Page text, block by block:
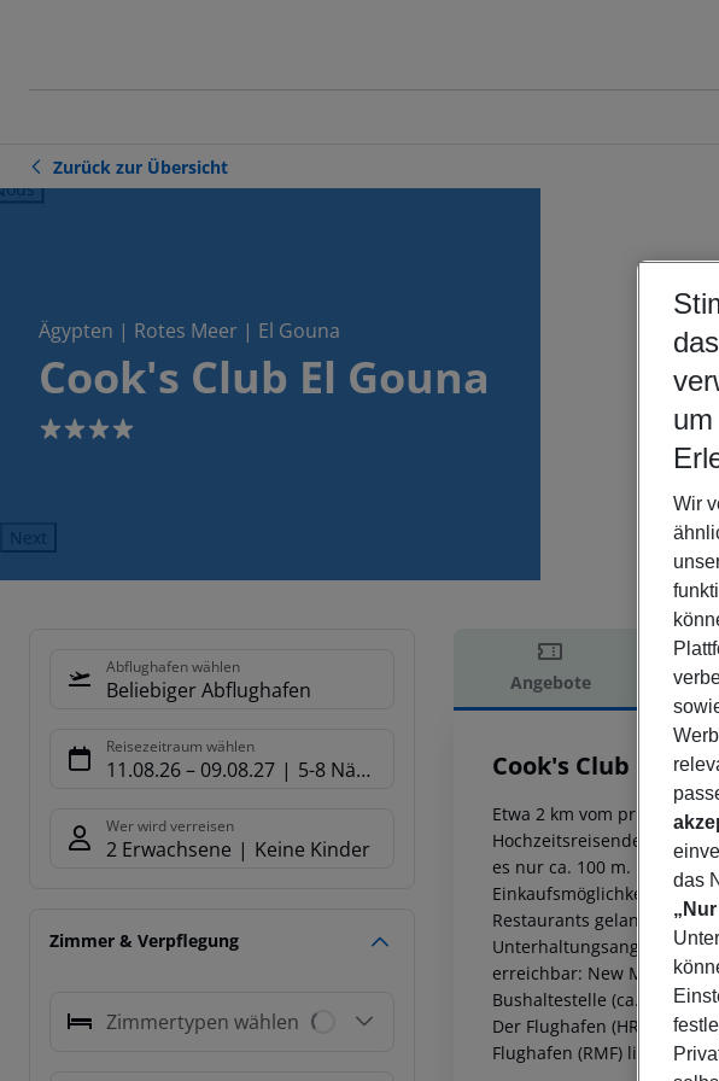
Zurück zur Übersicht
Ägypten | Rotes Meer | El Gouna
Cook's Club El Gouna
4
Next
Abflughafen wählen
Beliebiger Abflughafen
Reisezeitraum wählen
11.08.26– 09.08.27 5-8 Nächte
Wer wird verreisen
2 Erwachsene Keine Kinder
Zimmer & Verpflegung
Zimmertypen wählen
Angebote
Cook's Club El
Etwa 2 km vom privaten
Hochzeitsreisenden ist.
es nur ca. 100 m. Die Stadt
Einkaufsmöglichkeiten
Restaurants gelangt man
Unterhaltungsangebote
erreichbar: New Marina
Bushaltestelle (ca. 150 m
Der Flughafen (HRG) ist
Flughafen (RMF) liegt in
Wir
das
Unter